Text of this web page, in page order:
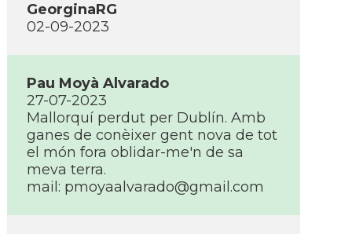
GeorginaRG
02-09-2023
Pau Moyà Alvarado
27-07-2023
Mallorquí­ perdut per Dublí­n. Amb
ganes de conèixer gent nova de tot
el món fora oblidar-me'n de sa
meva terra.
mail: pmoyaalvarado@gmail.com